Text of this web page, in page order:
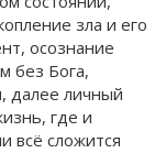
зла и его
осознание
без Бога,
далее личный
где и
всё сложится